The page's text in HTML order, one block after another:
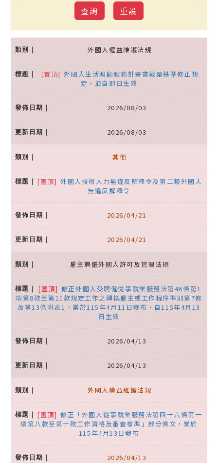
外國人權益維護法規
[置頂] 外國人生活照顧服務計畫書裁量基準修正規
定，並自即日生效
2026/08/03
2026/08/03
其他
[置頂] 外國人技術人力無違反解釋令及第二類外國人
無違反解釋令
2026/04/21
2026/04/21
雇主聘僱外國人許可及管理法規
[置頂] 修正外國人受聘僱從事就業服務法第46條第1
項第8款至第11款規定工作之轉換雇主或工作程序準則第7條
及第13條附表1，業於115年4月11日發布，自115年4月13
日生效
2026/04/13
2026/04/13
外國人權益維護法規
[置頂] 修正「外國人從事就業服務法第四十六條第一
項第八款至第十款工作資格及審查標準」部分條文，業於
115年4月13日發布
2026/04/13